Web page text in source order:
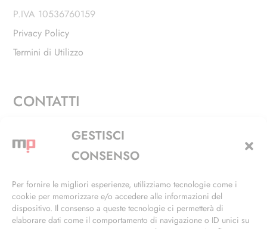
GESTISCI
CONSENSO
Per fornire le migliori esperienze, utilizziamo tecnologie come i
cookie per memorizzare e/o accedere alle informazioni del
dispositivo. Il consenso a queste tecnologie ci permetterà di
elaborare dati come il comportamento di navigazione o ID unici su
P.IVA 10536760159
Privacy Policy
Termini di Utilizzo
CONTATTI
Via Alfieri, 27 - Trezzano Sul Naviglio (MI)
+39 02 4846 3155
info@masterphil.it